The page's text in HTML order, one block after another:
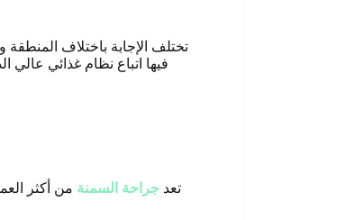
تختلف الإجابة باختلاف
فيها اتباع نظام غذائي عالي
تعد جراحة السمنة من أكثر